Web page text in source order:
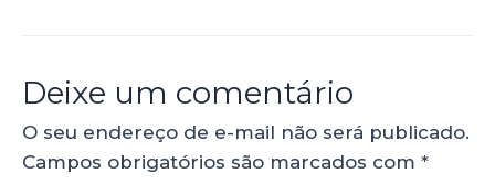
Deixe um comentário
O seu endereço de e-mail não será publicado.
Campos obrigatórios são marcados com *